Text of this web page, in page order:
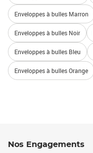
Enveloppes à bulles Marron
Enveloppes à bulles Noir
Enveloppes à bulles Bleu
Enveloppes à bulles Orange
Nos Engagements